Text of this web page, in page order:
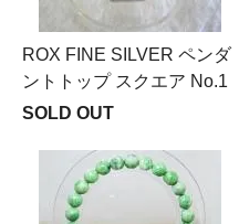
ROX FINE SILVER ペンダ
ントトップ スクエア No.1
SOLD OUT